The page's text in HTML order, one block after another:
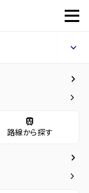
keyboard_arrow_up
keyboard_arrow_right
keyboard_arrow_right
train
路線から探す
keyboard_arrow_right
keyboard_arrow_right
将監九丁目』から徒